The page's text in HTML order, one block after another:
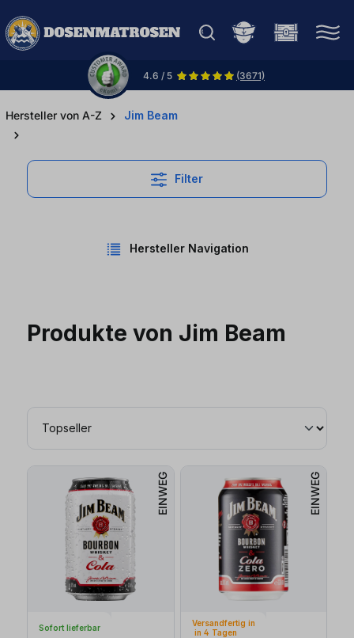
springen
4.6 / 5 (3671)
Hersteller von A-Z Jim Beam
Filter
Hersteller Navigation
Produkte von Jim Beam
EINWEG
Sofort lieferbar
EINWEG
Versandfertig in
in 4 Tagen